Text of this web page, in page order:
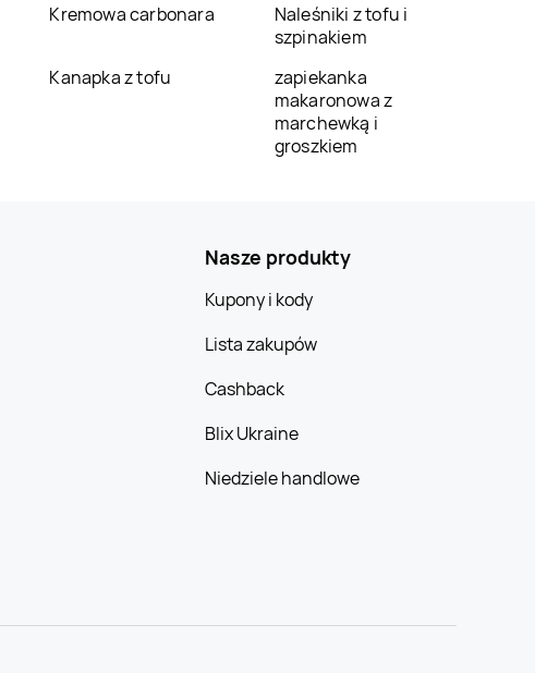
Kremowa carbonara
Naleśniki z tofu i
szpinakiem
Kanapka z tofu
zapiekanka
makaronowa z
marchewką i
groszkiem
Nasze produkty
Kupony i kody
Lista zakupów
Cashback
Blix Ukraine
Niedziele handlowe